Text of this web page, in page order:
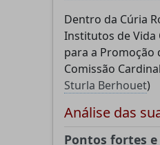
Dentro da Cúria
Institutos de Vida
para a Promoção
Comissão
Sturla Berhouet)
Análise das
Pontos fortes
técnico
Doar